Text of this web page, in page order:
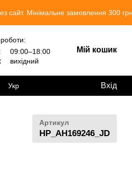
замовлення 300 грн. Ми
09:00–18:00
вихідний
Мій кошик
Укр Вхід
Артикул
HP_AH169246_JD